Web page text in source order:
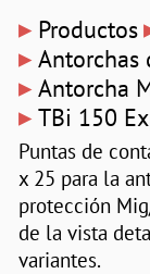
▸ Productos
▸ Antorchas
▸ Antorcha
▸ TBi 150
Puntas de
x 25 para la
protección
de la vista
variantes.